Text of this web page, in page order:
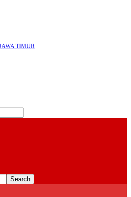
TIMUR